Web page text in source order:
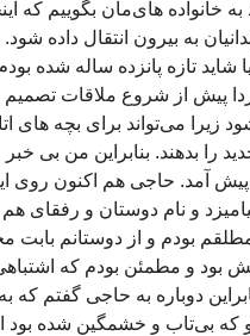
به خانواده های‌مان بگوییم که
به بیرون انتقال
شاید تازه پانزده ساله شده
پیش از شروع ملاقات
زیرا می‌تواند برای بچه
را بدهند. بنابراین من بی
آمد. حاجی هم اکنون روی
و نام دوستان و رفقای
مطلقم بودم و از دوستانم بابت
بود و مطمئن بودم که
دوباره به حاجی گفتم
که بی‌تاب و خشمگین شده بود